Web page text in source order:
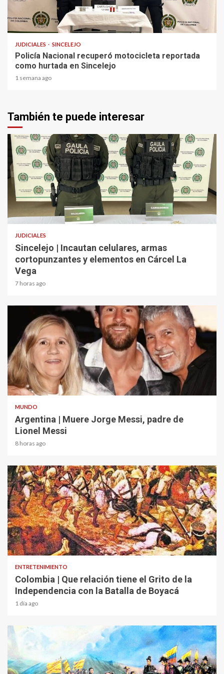
1 min read
JUDICIALES SINCELEJO
Policía Nacional recuperó motocicleta reportada
como hurtada en Sincelejo
1 semana ago
También te puede interesar
2 min read
JUDICIALES
Sincelejo | Incautan celulares, armas
cortopunzantes y elementos en Cárcel La
Vega
7 horas ago
2 min read
MUNDO
Argentina | Muere Jorge Messi, padre de
Lionel Messi
8 horas ago
1 min read
ENTRETENIMIENTO
Colombia | Que relación tiene el Grito de la
Independencia con la Batalla de Boyacá
1 día ago